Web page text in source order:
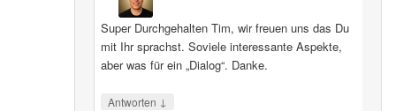
Super Durchgehalten Tim, wir freuen uns das Du
mit Ihr sprachst. Soviele interessante Aspekte,
aber was für ein „Dialog“. Danke.
Antworten ↓